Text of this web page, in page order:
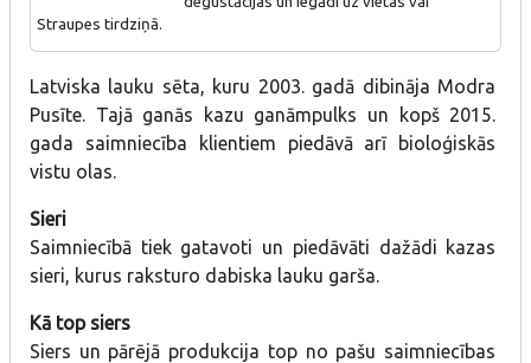
Straupes tirdziņā.
Svaigie mājas sieri, kamambēra tipa sieri.
Latviska lauku sēta, kuru 2003. gadā dibināja Modra
Pusīte. Tajā ganās kazu ganāmpulks un kopš 2015.
gada saimniecība klientiem piedāvā arī bioloģiskās
vistu olas.
Sieri
Saimniecībā tiek gatavoti un piedāvāti dažādi kazas
sieri, kurus raksturo dabiska lauku garša.
Kā top siers
Siers un pārējā produkcija top no pašu saimniecības